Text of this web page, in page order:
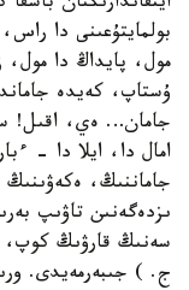
بولمايتۇعىنى دا
مول، پايداڭ دا مول،
ۇستاپ، كەيدە
جامان… ەي، اقىل!
امال دا، ايلا دا -
جاماننىڭ،
ىزدەگەنىن تاۋىپ
سەنىڭ قارۋىڭ
ج. ) جىبەرمەيدى.